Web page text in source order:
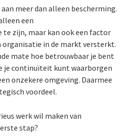
meer dan alleen bescherming.
een
te zijn, maar kan ook een factor
organisatie in de markt versterkt.
mate hoe betrouwbaar je bent
je continuïteit kunt waarborgen
onzekere omgeving. Daarmee
voordeel.
werk wil maken van
stap?